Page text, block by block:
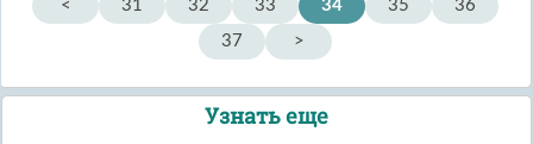
< 31 32 33 34 35
36
37
>
Узнать еще